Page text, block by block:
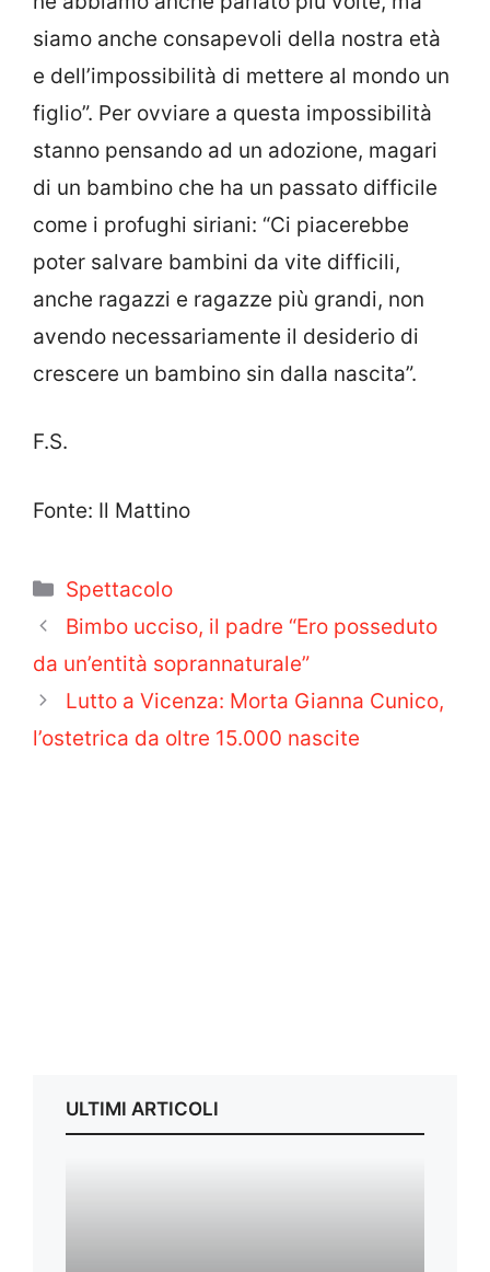
siamo anche consapevoli della nostra età
e dell’impossibilità di mettere al mondo un
figlio”. Per ovviare a questa impossibilità
stanno pensando ad un adozione, magari
di un bambino che ha un passato difficile
come i profughi siriani: “Ci piacerebbe
poter salvare bambini da vite difficili,
anche ragazzi e ragazze più grandi, non
avendo necessariamente il desiderio di
crescere un bambino sin dalla nascita”.
F.S.
Fonte: Il Mattino
Categorie
Spettacolo
Bimbo ucciso, il padre “Ero posseduto
da un’entità soprannaturale”
Lutto a Vicenza: Morta Gianna Cunico,
l’ostetrica da oltre 15.000 nascite
ULTIMI ARTICOLI